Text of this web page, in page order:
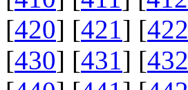
[420] [421] [422
[430] [431] [432